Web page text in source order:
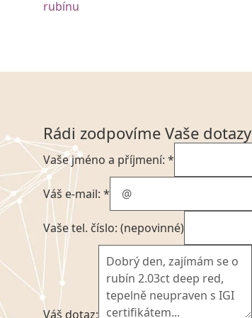
rubínu
Rádi zodpovíme Vaše dotazy
Vaše jméno a příjmení: *
Váš e-mail: *
Vaše tel. číslo: (nepovinné)
Váš dotaz: